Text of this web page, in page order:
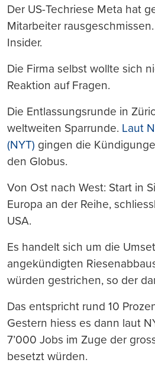
Der US-Techriese Meta hat
Mitarbeiter
Insider.
Die Firma selbst wollte sich
Reaktion auf Fragen.
Die Entlassungsrunde in
weltweiten Sparrunde. Laut
(NYT) gingen die
den Globus.
Von Ost nach West: Start in
Europa an der Reihe,
USA.
Es handelt sich um die
angekündigten
würden gestrichen, so der
Das entspricht rund 10
Gestern hiess es dann laut
7’000 Jobs im Zuge der
besetzt würden.